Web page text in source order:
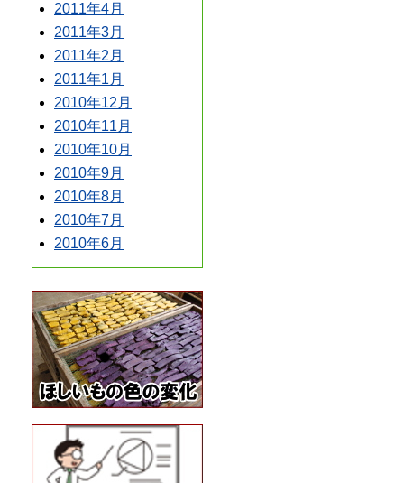
2011年4月
2011年3月
2011年2月
2011年1月
2010年12月
2010年11月
2010年10月
2010年9月
2010年8月
2010年7月
2010年6月